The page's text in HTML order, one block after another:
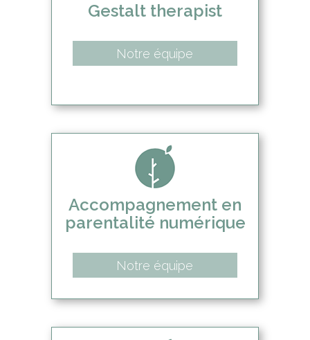
Gestalt therapist
Notre équipe
Accompagnement en
parentalité numérique
Notre équipe